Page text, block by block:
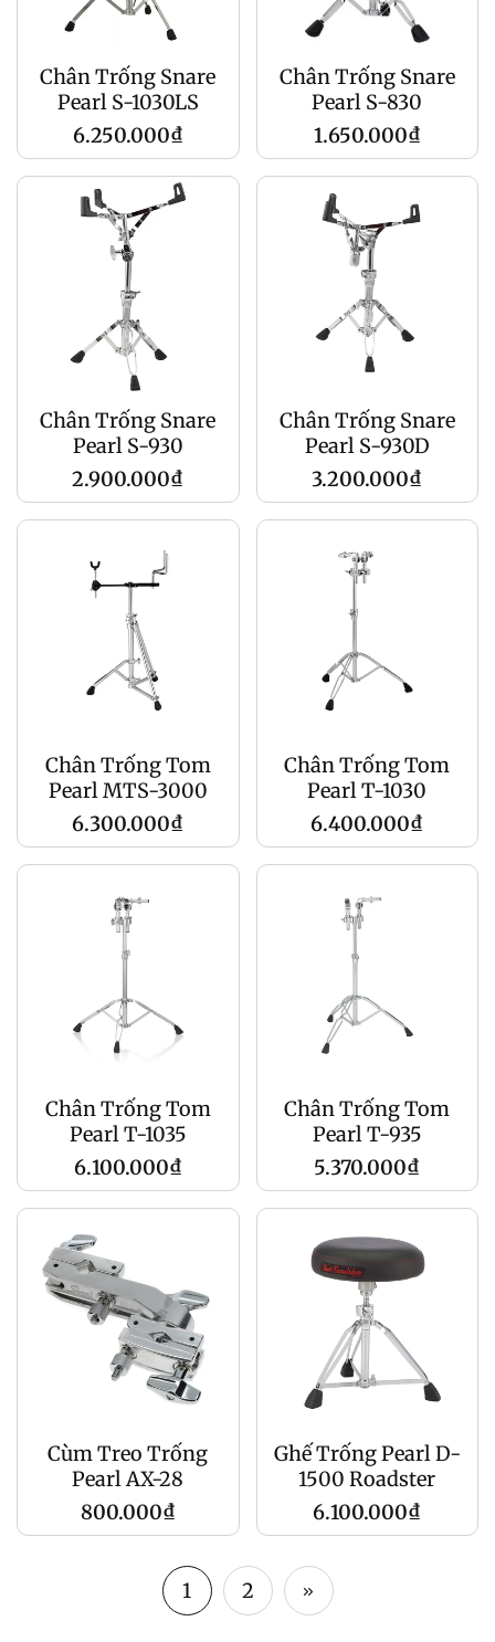
Chân Trống Snare
Pearl S-1030LS
Giá
gốc
6.250.000₫
Chân Trống Snare
Pearl S-830
Giá
gốc
1.650.000₫
Chân Trống Snare
Pearl S-930
Giá
2.900.000₫
Chân Trống Snare
Pearl S-930D
Giá
3.200.000₫
Chân Trống Tom
Pearl MTS-3000
Giá
gốc
6.300.000₫
Chân Trống Tom
Pearl T-1030
Giá
gốc
6.400.000₫
Chân Trống Tom
Pearl T-1035
Giá
6.100.000₫
Chân Trống Tom
Pearl T-935
Giá
5.370.000₫
Cùm Treo Trống
Pearl AX-28
Giá
gốc
800.000₫
Ghế Trống Pearl D-
1500 Roadster
Giá
gốc
6.100.000₫
1 2